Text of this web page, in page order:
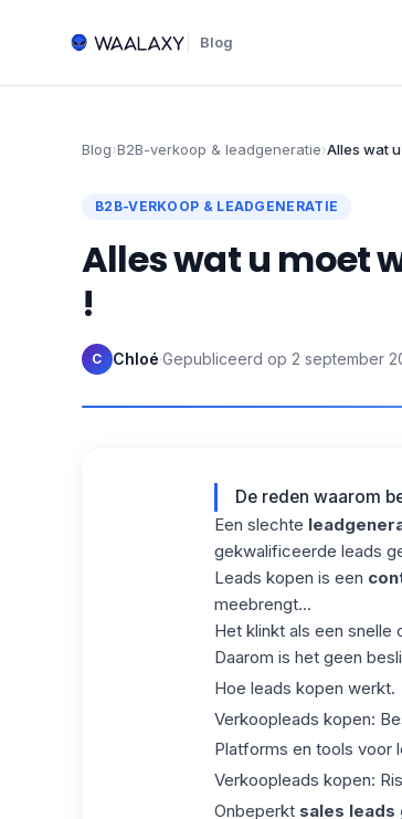
Blog
Blog›B2B-verkoop & leadgeneratie›Alles wat
B2B-VERKOOP & LEADGENERATIE
Alles wat u moet
!
C Chloé·Gepubliceerd op 2 september
De reden waarom
Een slechte
gekwalificeerde leads
Leads kopen is een
meebrengt...
Het klinkt als een snelle
Daarom is het geen
Hoe leads kopen werkt.
Verkoopleads kopen:
Platforms en tools voor
Verkoopleads kopen:
Onbeperkt sales